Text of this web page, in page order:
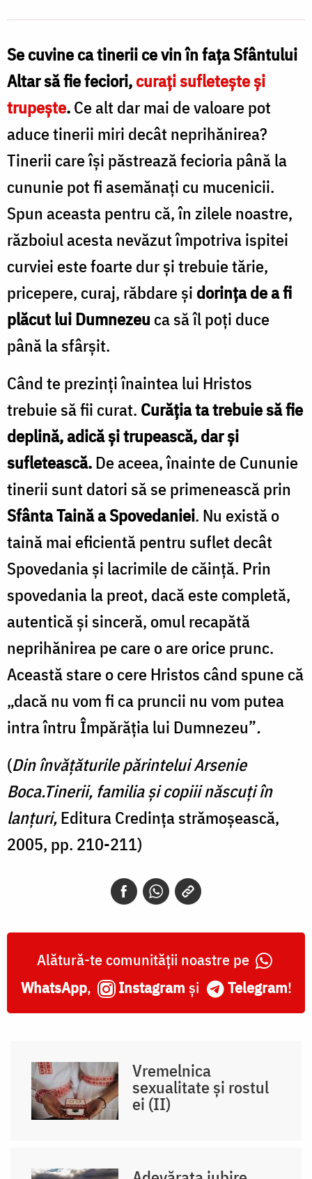
fi
asemănați
cu
mucenicii
Oana
Nechifor
Se cuvine ca tinerii ce vin în fața Sfântului
Altar să fie feciori,curați sufletește și
trupește.Ce alt dar mai de valoare pot
aduce tinerii miri decât neprihănirea?
Tinerii care își păstrează fecioria până la
cununie pot fi asemănați cu mucenicii.
Spun aceasta pentru că, în zilele noastre,
războiul acesta nevăzut împotriva ispitei
curviei este foarte dur și trebuie tărie,
pricepere, curaj, răbdare și dorința de a fi
plăcut lui Dumnezeu ca să îl poți duce
până la sfârșit.
Când te prezinți înaintea lui Hristos
trebuie să fii curat. Curăția ta trebuie să fie
deplină, adică și trupească, dar și
sufletească.De aceea, înainte de Cununie
tinerii sunt datori să se primenească prin
Sfânta Taină a Spovedaniei. Nu există o
taină mai eficientă pentru suflet decât
Spovedania și lacrimile de căință. Prin
spovedania la preot, dacă este completă,
autentică și sinceră, omul recapătă
neprihănirea pe care o are orice prunc.
Această stare o cere Hristos când spune că
„dacă nu vom fi ca pruncii nu vom putea
intra întru Împărăția lui Dumnezeu”.
(Din învățăturile părintelui Arsenie
Boca.Tinerii, familia și copiii născuți în
lanțuri,Editura Credința strămoșească,
2005, pp. 210-211)
Alătură-te comunității noastre pe
WhatsApp, Instagram și Telegram!
Vremelnica
sexualitate și rostul
ei (II)